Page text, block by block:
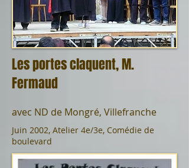
Les portes claquent, M.
Fermaud
avec ND de Mongré, Villefranche
Juin 2002, Atelier 4e/3e, Comédie de
boulevard